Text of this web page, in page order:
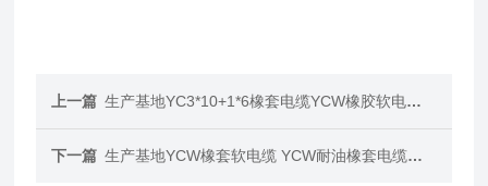
上一篇 生产基地YC3*10+1*6橡套电缆YCW橡胶软电缆*报价
下一篇 生产基地YCW橡套软电缆 YCW耐油橡套电缆厂家报价